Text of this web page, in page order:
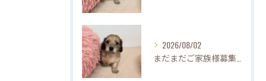
2026/08/02
まだまだご家族様募集してますU・x・U✳︎